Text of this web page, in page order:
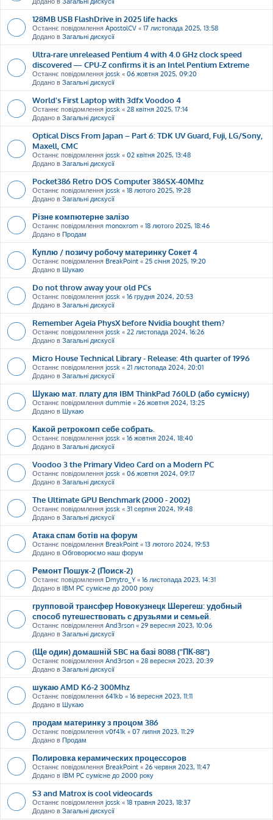
128MB USB FlashDrive in 2025 life hacks
Останнє повідомлення ApostolCV « 17 листопада 2025, 13:58
Додано в Загальні дискусії
Ultra-rare unreleased Pentium 4 with 4.0 GHz clock speed
discovered — CPU-Z confirms it is an Intel Pentium Extreme
Останнє повідомлення jossk « 06 жовтня 2025, 09:20
Додано в Загальні дискусії
World's First Laptop with 3dfx Voodoo 4
Останнє повідомлення jossk « 28 квітня 2025, 17:14
Додано в Загальні дискусії
Optical Discs From Japan – Part 6: TDK UV Guard, Fuji, LG/Sony,
Maxell, CMC
Останнє повідомлення jossk « 02 квітня 2025, 13:48
Додано в Загальні дискусії
Pocket386 Retro DOS Computer 386SX-40Mhz
Останнє повідомлення jossk « 18 лютого 2025, 19:28
Додано в Загальні дискусії
Різне компютерне залізо
Останнє повідомлення monoxrom « 18 лютого 2025, 18:46
Додано в Продам
Куплю / позичу робочу материнку Сокет 4
Останнє повідомлення BreakPoint « 25 січня 2025, 19:20
Додано в Шукаю
Do not throw away your old PCs
Останнє повідомлення jossk « 16 грудня 2024, 20:53
Додано в Загальні дискусії
Remember Ageia PhysX before Nvidia bought them?
Останнє повідомлення jossk « 22 листопада 2024, 16:26
Додано в Загальні дискусії
Micro House Technical Library - Release: 4th quarter of 1996
Останнє повідомлення jossk « 21 листопада 2024, 20:01
Додано в Загальні дискусії
Шукаю мат. плату для IBM ThinkPad 760LD (або сумісну)
Останнє повідомлення dummie « 26 жовтня 2024, 13:25
Додано в Шукаю
Какой ретрокомп себе собрать.
Останнє повідомлення jossk « 16 жовтня 2024, 18:40
Додано в Загальні дискусії
Voodoo 3 the Primary Video Card on a Modern PC
Останнє повідомлення jossk « 06 жовтня 2024, 09:17
Додано в Загальні дискусії
The Ultimate GPU Benchmark (2000 - 2002)
Останнє повідомлення jossk « 31 серпня 2024, 19:48
Додано в Загальні дискусії
Атака спам ботів на форум
Останнє повідомлення BreakPoint « 13 лютого 2024, 19:53
Додано в Обговорюємо наш форум
Ремонт Пошук-2 (Поиск-2)
Останнє повідомлення Dmytro_Y« 16 листопада 2023, 14:31
Додано в IBM PC сумісне до 2000 року
групповой трансфер Новокузнецк Шерегеш: удобный
способ путешествовать с друзьями и семьей.
Останнє повідомлення And3rson « 29 вересня 2023, 10:06
Додано в Загальні дискусії
(Ще один) домашній SBC на базі 8088 ("ПК-88")
Останнє повідомлення And3rson « 28 вересня 2023, 20:39
Додано в Загальні дискусії
шукаю AMD K6-2 300Mhz
Останнє повідомлення 641kb « 16 вересня 2023, 11:11
Додано в Шукаю
продам материнку з процом 386
Останнє повідомлення v0f41k « 07 липня 2023, 11:29
Додано в Продам
Полировка керамических процессоров
Останнє повідомлення BreakPoint « 26 червня 2023, 11:47
Додано в IBM PC сумісне до 2000 року
S3 and Matrox is cool videocards
Останнє повідомлення jossk « 18 травня 2023, 18:37
Додано в Загальні дискусії